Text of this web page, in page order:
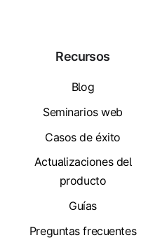
Recursos
Blog
Seminarios web
Casos de éxito
Actualizaciones del
producto
Guías
Preguntas frecuentes